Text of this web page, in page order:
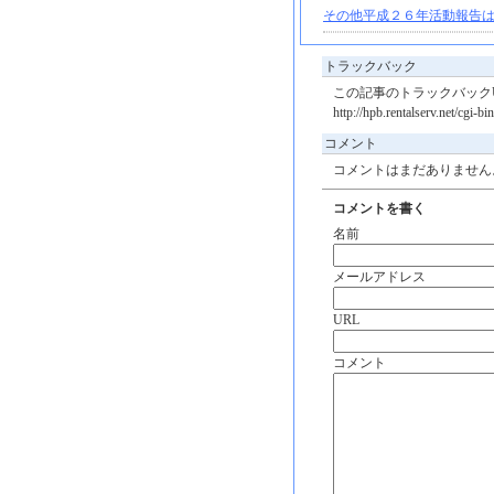
その他平成２６年活動報告
トラックバック
この記事のトラックバッ
http://hpb.rentalserv.net/cgi-
コメント
コメントはまだありません
コメントを書く
名前
メールアドレス
URL
コメント